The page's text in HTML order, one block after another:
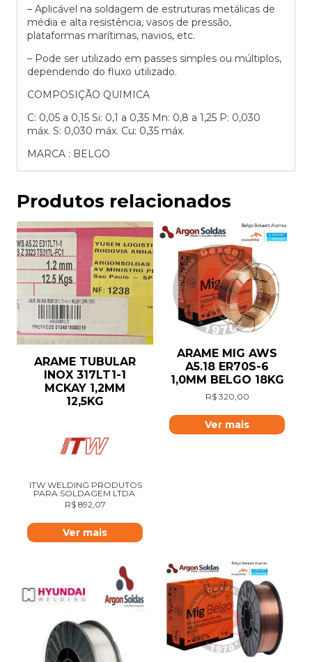
– Aplicável na soldagem de estruturas metálicas de
média e alta resistência, vasos de pressão,
plataformas marítimas, navios, etc.
– Pode ser utilizado em passes simples ou múltiplos,
dependendo do fluxo utilizado.
COMPOSIÇÃO QUIMICA
C: 0,05 a 0,15 Si: 0,1 a 0,35 Mn: 0,8 a 1,25 P: 0,030
máx. S: 0,030 máx. Cu: 0,35 máx.
MARCA : BELGO
Produtos relacionados
ARAME TUBULAR
INOX 317LT1-1
MCKAY 1,2MM
12,5KG
ITW WELDING PRODUTOS
PARA SOLDAGEM LTDA
R$892,07
Ver mais
ARAME MIG AWS
A5.18 ER70S-6
1,0MM BELGO 18KG
R$320,00
Ver mais